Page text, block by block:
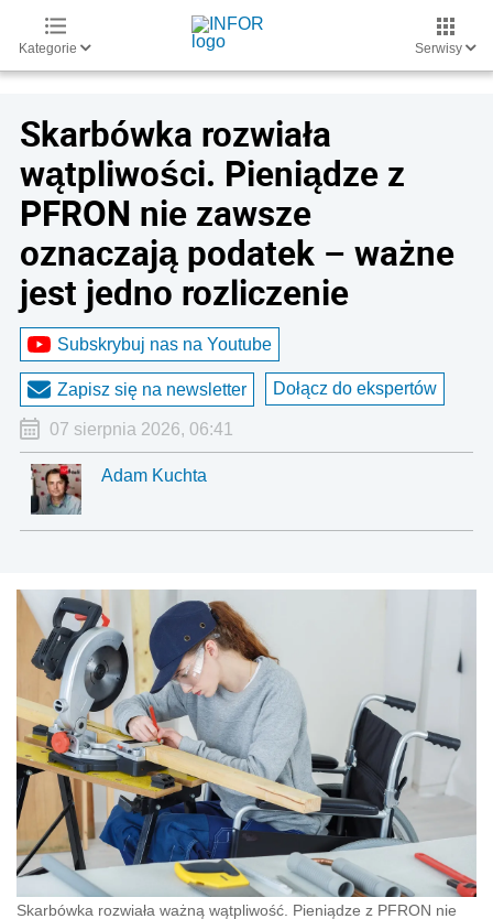
Kategorie Serwisy
Skarbówka rozwiała
wątpliwości. Pieniądze z
PFRON nie zawsze
oznaczają podatek – ważne
jest jedno rozliczenie
Subskrybuj nas na Youtube
Zapisz się na newsletter Dołącz do ekspertów
07 sierpnia 2026, 06:41
Adam Kuchta
Skarbówka rozwiała ważną wątpliwość. Pieniądze z PFRON nie